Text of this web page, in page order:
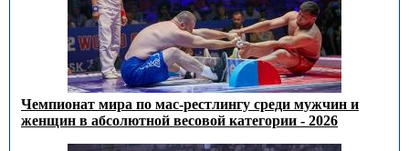
Чемпионат мира по мас-рестлингу среди мужчин и
женщин в абсолютной весовой категории - 2026